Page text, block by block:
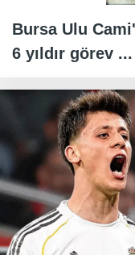
Bursa Ulu
6 yıldır görev ...